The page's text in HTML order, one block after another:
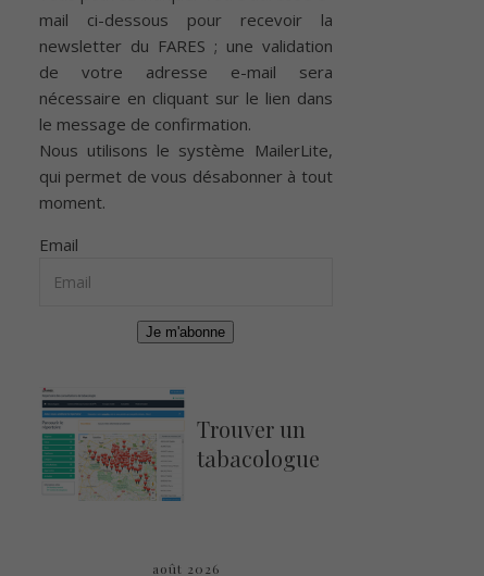
mail ci-dessous pour recevoir la
newsletter du FARES ; une validation
de votre adresse e-mail sera
nécessaire en cliquant sur le lien dans
le message de confirmation.
Nous utilisons le système MailerLite,
qui permet de vous désabonner à tout
moment.
Email
Je m'abonne
Trouver un
tabacologue
août 2026